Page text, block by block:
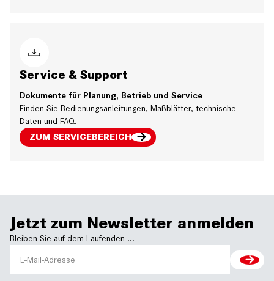
Service & Support
Dokumente für Planung, Betrieb und Service
Finden Sie Bedienungsanleitungen, Maßblätter, technische
Daten und FAQ.
ZUM SERVICEBEREICH
Jetzt zum Newsletter anmelden
Bleiben Sie auf dem Laufenden ...